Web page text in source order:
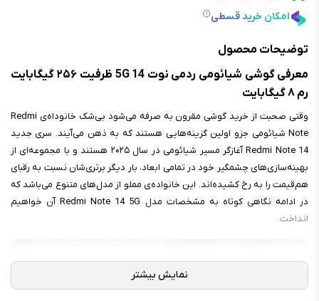
امکان خرید قسطی
توضیحات محصول
معرفی گوشی شیائومی ردمی نوت 14 5G ظرفیت ۲۵۶ گیگابایت
رم ۸ گیگابایت
وقتی صحبت از خرید گوشی مقرون به صرفه می‌شود بی‌شک خانوداه‌ی Redmi
Note شیائومی جزو اولین گزینه‌هایی هستند که به ذهن می‌آیند. سری جدید
Redmi Note 14 آغازگر مسیر شیائومی در سال ۲۰۲۵ هستند و با مجموعه‌ای از
بهینه‌سازی‌های چشمگیر خود در تمامی ابعاد، بار دیگر برتری‌شان نسبت به رقبای
هم‌قیمت را به رخ کشیده‌اند. این خانواده‌ی مملو از مدل‌های متنوع می‌باشد که
در ادامه نگاهی کوتاه به مشخصات مدل Redmi Note 14 5G آن خواهیم
انداخت.